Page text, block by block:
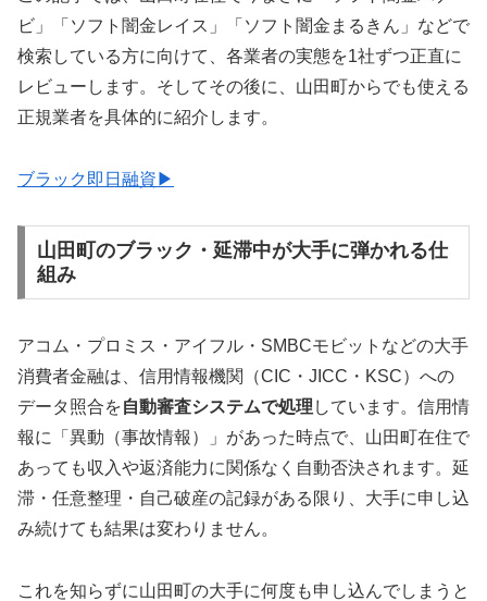
ビ」「ソフト闇金レイス」「ソフト闇金まるきん」などで
検索している方に向けて、各業者の実態を1社ずつ正直に
レビューします。そしてその後に、山田町からでも使える
正規業者を具体的に紹介します。
ブラック即日融資▶
山田町のブラック・延滞中が大手に弾かれる仕
組み
アコム・プロミス・アイフル・SMBCモビットなどの大手
消費者金融は、信用情報機関（CIC・JICC・KSC）への
データ照合を自動審査システムで処理 しています。信用情
報に「異動（事故情報）」があった時点で、山田町在住で
あっても収入や返済能力に関係なく自動否決されます。延
滞・任意整理・自己破産の記録がある限り、大手に申し込
み続けても結果は変わりません。
これを知らずに山田町の大手に何度も申し込んでしまうと